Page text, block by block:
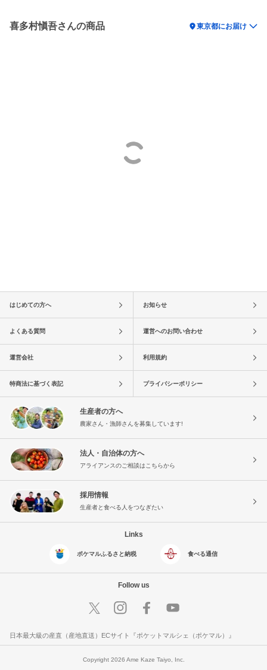
喜多村愼吾さんの商品 location_on東京都にお届け
はじめての方へ お知らせ
よくある質問 運営へのお問い合わせ
運営会社 利用規約
特商法に基づく表記 プライバシーポリシー
生産者の方へ
農家さん・漁師さんを募集しています!
法人・自治体の方へ
アライアンスのご相談はこちらから
採用情報
生産者と食べる人をつなぎたい
Links
ポケマルふるさと納税 食べる通信
Follow us
日本最大級の産直（産地直送）ECサイト『ポケットマルシェ（ポケマル）』
Copyright 2026 Ame Kaze Taiyo, Inc.